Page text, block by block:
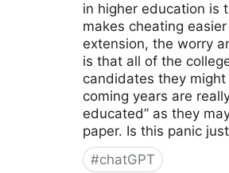
in higher education is
makes cheating
extension, the worry
is that all of the
candidates they
coming years are
educated” as they
paper. Is this panic
#chatGPT